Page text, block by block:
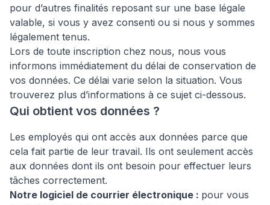
pour d’autres finalités reposant sur une base légale
valable, si vous y avez consenti ou si nous y sommes
légalement tenus.
Lors de toute inscription chez nous, nous vous
informons immédiatement du délai de conservation de
vos données. Ce délai varie selon la situation. Vous
trouverez plus d’informations à ce sujet ci-dessous.
Qui obtient vos données ?
Les employés qui ont accès aux données parce que
cela fait partie de leur travail. Ils ont seulement accès
aux données dont ils ont besoin pour effectuer leurs
tâches correctement.
Notre logiciel de courrier électronique : pour vous